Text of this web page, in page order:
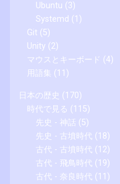
Ubuntu (3)
Systemd (1)
Git (5)
Unity (2)
マウスとキーボード (4)
用語集 (11)
日本の歴史 (170)
時代で見る (115)
先史 - 神話 (5)
先史 - 古墳時代 (18)
古代 - 古墳時代 (12)
古代 - 飛鳥時代 (19)
古代 - 奈良時代 (11)